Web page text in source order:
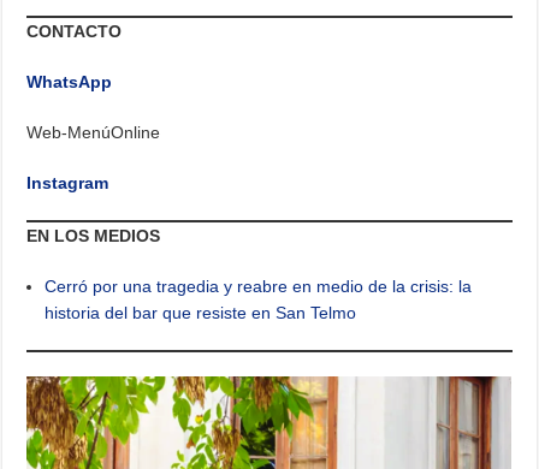
CONTACTO
WhatsApp
Web-MenúOnline
Instagram
EN LOS MEDIOS
Cerró por una tragedia y reabre en medio de la crisis: la
historia del bar que resiste en San Telmo